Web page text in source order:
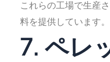
これらの工場で生産
料を提供しています
7. ペレ